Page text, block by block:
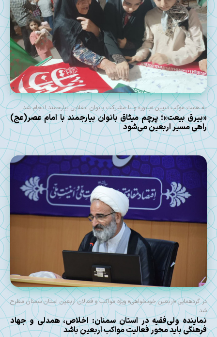
به همت موکب تبیین «بانور» و با مشارکت بانوان انقلابی بیارجمند انجام شد
«بیرق بیعت»؛ پرچم میثاق بانوان بیارجمند با امام عصر(عج)
راهی مسیر اربعین می‌شود
در گردهمایی «اربعین خونخواهی» ویژه مواکب و فعالان اربعین استان سمنان مطرح
شد
نماینده ولی‌فقیه در استان سمنان: اخلاص، همدلی و جهاد
فرهنگی باید محور فعالیت مواکب اربعین باشد